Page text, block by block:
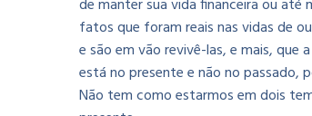
de manter sua vida financeira ou até
fatos que foram reais nas vidas de
e são em vão revivê-las, e mais, que
está no presente e não no passado,
Não tem como estarmos em dois